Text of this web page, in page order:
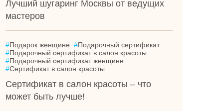
Лучший шугаринг Москвы от ведущих
мастеров
#Подарок женщине #Подарочный сертификат
#Подарочный сертификат в салон красоты
#Подарочный сертификат женщине
#Сертификат в салон красоты
Сертификат в салон красоты – что
может быть лучше!